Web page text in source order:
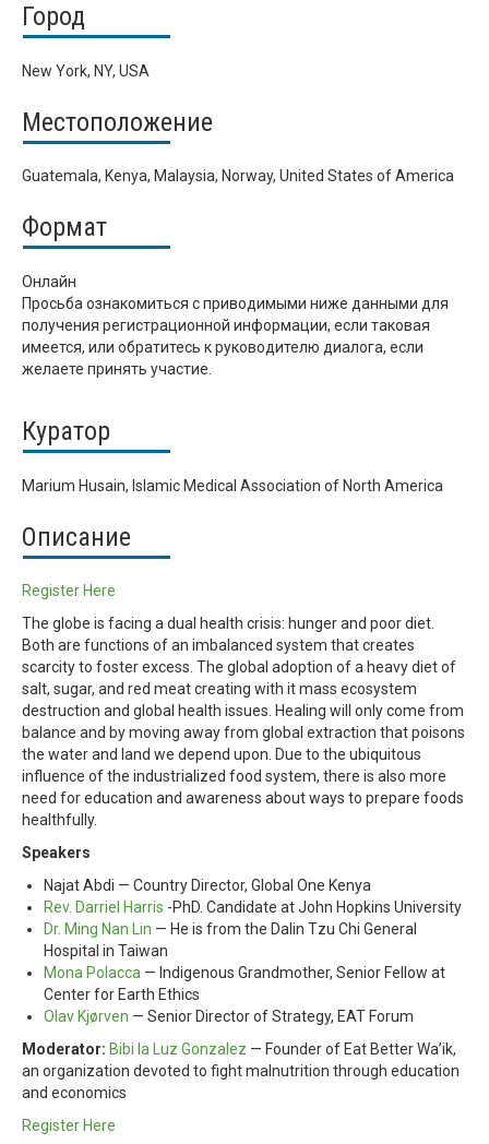
Город
New York, NY, USA
Местоположение
Guatemala, Kenya, Malaysia, Norway, United States of America
Формат
Онлайн
Просьба ознакомиться с приводимыми ниже данными для
получения регистрационной информации, если таковая
имеется, или обратитесь к руководителю диалога, если
желаете принять участие.
Куратор
Marium Husain, Islamic Medical Association of North America
Описание
Register Here
The globe is facing a dual health crisis: hunger and poor diet.
Both are functions of an imbalanced system that creates
scarcity to foster excess. The global adoption of a heavy diet of
salt, sugar, and red meat creating with it mass ecosystem
destruction and global health issues. Healing will only come from
balance and by moving away from global extraction that poisons
the water and land we depend upon. Due to the ubiquitous
influence of the industrialized food system, there is also more
need for education and awareness about ways to prepare foods
healthfully.
Speakers
Najat Abdi — Country Director, Global One Kenya
Rev. Darriel Harris -PhD. Candidate at John Hopkins University
Dr. Ming Nan Lin — He is from the Dalin Tzu Chi General
Hospital in Taiwan
Mona Polacca — Indigenous Grandmother, Senior Fellow at
Center for Earth Ethics
Olav Kjørven — Senior Director of Strategy, EAT Forum
Moderator: Bibi la Luz Gonzalez — Founder of Eat Better Wa’ik,
an organization devoted to fight malnutrition through education
and economics
Register Here